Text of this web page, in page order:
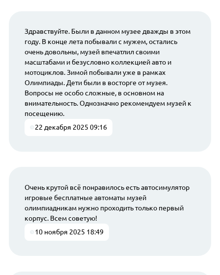
Здравствуйте. Были в данном музее дважды в этом
году. В конце лета побывали с мужем, остались
очень довольны, музей впечатлил своими
масштабами и безусловно коллекцией авто и
мотоциклов. Зимой побывали уже в рамках
Олимпиады. Дети были в восторге от музея.
Вопросы не особо сложные, в основном на
внимательность. Однозначно рекомендуем музей к
посещению.
22 декабря 2025 09:16
Очень крутой всё понравилось есть автосимулятор
игровые бесплатные автоматы музей
олимпиадникам нужно проходить только первый
корпус. Всем советую!
10 ноября 2025 18:49